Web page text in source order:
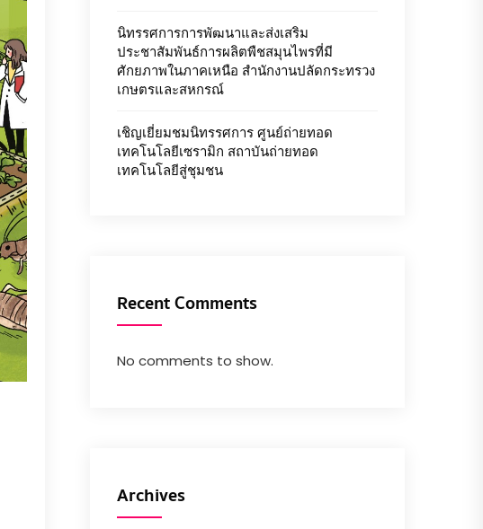
นิทรรศการการพัฒนาและส่งเสริม
ประชาสัมพันธ์การผลิตพืชสมุนไพรที่มี
ศักยภาพในภาคเหนือ สำนักงานปลัดกระทรวง
เกษตรและสหกรณ์
เชิญเยี่ยมชมนิทรรศการ ศูนย์ถ่ายทอด
เทคโนโลยีเซรามิก สถาบันถ่ายทอด
เทคโนโลยีสู่ชุมชน
Recent Comments
No comments to show.
Archives